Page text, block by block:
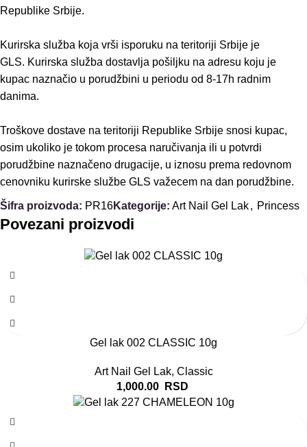
Republike Srbije.
Kurirska služba koja vrši isporuku na teritoriji Srbije je
GLS. Kurirska služba dostavlja pošiljku na adresu koju je
kupac naznačio u porudžbini u periodu od 8-17h radnim
danima.
Troškove dostave na teritoriji Republike Srbije snosi kupac,
osim ukoliko je tokom procesa naručivanja ili u potvrdi
porudžbine naznačeno drugacije, u iznosu prema redovnom
cenovniku kurirske službe GLS važecem na dan porudžbine.
Šifra proizvoda: PR16Kategorije: Art Nail Gel Lak, Princess
Povezani proizvodi
Gel lak 002 CLASSIC 10g
Art Nail Gel Lak, Classic
1,000.00
RSD